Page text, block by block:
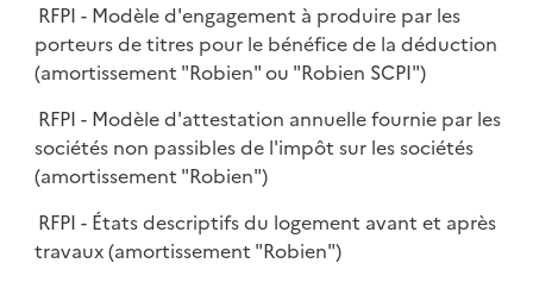
RFPI - Modèle d'engagement à produire par les
porteurs de titres pour le bénéfice de la déduction
(amortissement "Robien" ou "Robien SCPI")
RFPI - Modèle d'attestation annuelle fournie par les
sociétés non passibles de l'impôt sur les sociétés
(amortissement "Robien")
RFPI - États descriptifs du logement avant et après
travaux (amortissement "Robien")